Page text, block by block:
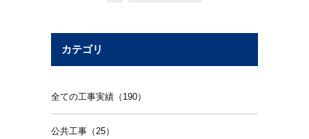
カテゴリ
全ての工事実績（190）
公共工事（25）